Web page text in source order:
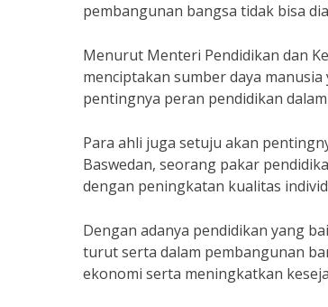
pembangunan bangsa tidak bisa
Menurut Menteri Pendidikan dan
menciptakan sumber daya
pentingnya peran pendidikan
Para ahli juga setuju akan
Baswedan, seorang pakar
dengan peningkatan kualitas
Dengan adanya pendidikan yang
turut serta dalam pembangunan
ekonomi serta meningkatkan